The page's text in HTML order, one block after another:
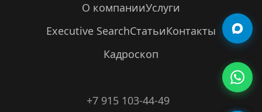
О компанииУслуги
Executive SearchСтатьиКонтакты
Кадроскоп
+7 915 103-44-49